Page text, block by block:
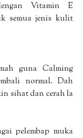
Vitamin E
semua jenis kulit
guna Calming
normal. Dah
sihat dan cerah la
pelembap muka